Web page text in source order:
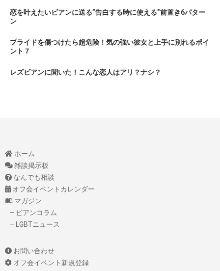
恋を叶えたいビアンに送る”告白する時に使える”前置き6パター
ン
プライドを傷つけたら超危険！気の強い彼女と上手に別れるポイ
ント７
レズビアンに聞いた！こんな恋人はアリ？ナシ？
ホーム
雑談掲示板
なんでも相談
オフ会イベントカレンダー
マガジン
– ビアンコラム
– LGBTニュース
お問い合わせ
オフ会イベント新規登録